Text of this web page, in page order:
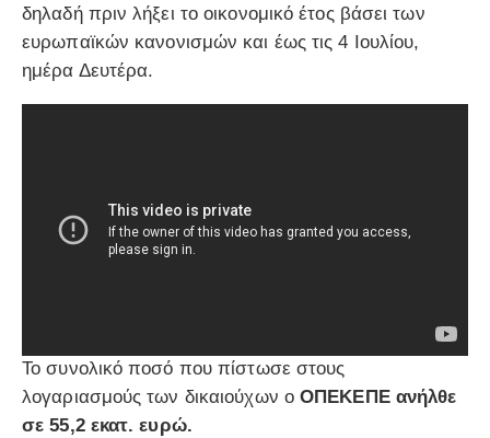
δηλαδή πριν λήξει το οικονομικό έτος βάσει των
ευρωπαϊκών κανονισμών και έως τις 4 Ιουλίου,
ημέρα Δευτέρα.
Το συνολικό ποσό που πίστωσε στους
λογαριασμούς των δικαιούχων οΟΠΕΚΕΠΕ ανήλθε
σε 55,2 εκατ. ευρώ.